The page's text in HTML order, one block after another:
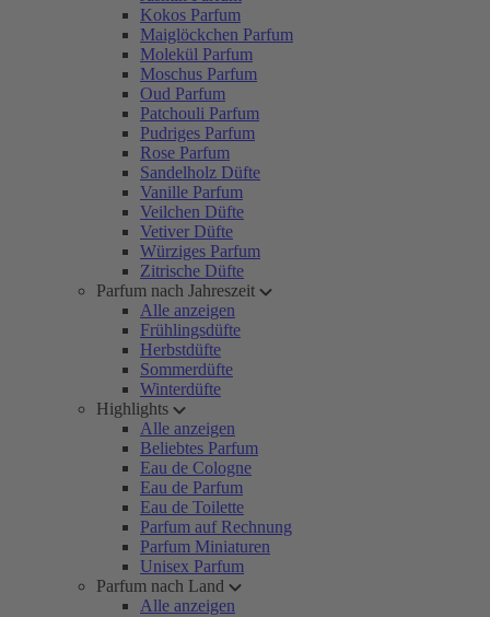
Kokos Parfum
Maiglöckchen Parfum
Molekül Parfum
Moschus Parfum
Oud Parfum
Patchouli Parfum
Pudriges Parfum
Rose Parfum
Sandelholz Düfte
Vanille Parfum
Veilchen Düfte
Vetiver Düfte
Würziges Parfum
Zitrische Düfte
Parfum nach Jahreszeit
Alle anzeigen
Frühlingsdüfte
Herbstdüfte
Sommerdüfte
Winterdüfte
Highlights
Alle anzeigen
Beliebtes Parfum
Eau de Cologne
Eau de Parfum
Eau de Toilette
Parfum auf Rechnung
Parfum Miniaturen
Unisex Parfum
Parfum nach Land
Alle anzeigen